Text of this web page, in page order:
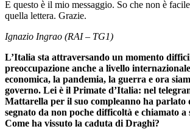
E questo è il mio messaggio. So che non è
quella lettera. Grazie.
Ignazio Ingrao (RAI – TG1)
L’Italia sta attraversando un momento
preoccupazione anche a livello
economica, la pandemia, la guerra e ora
governo. Lei è il Primate d’Italia: nel
Mattarella per il suo compleanno ha parlato
segnato da non poche difficoltà e chiamato a
Come ha vissuto la caduta di Draghi?